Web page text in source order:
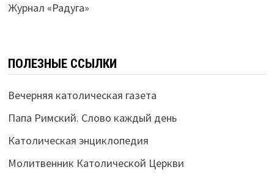
Журнал «Радуга»
ПОЛЕЗНЫЕ ССЫЛКИ
Вечерняя католическая газета
Папа Римский. Слово каждый день
Католическая энциклопедия
Молитвенник Католической Церкви